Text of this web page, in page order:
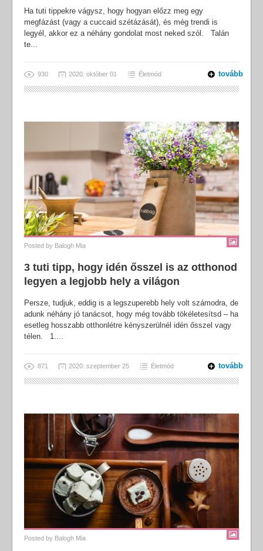
Ha tuti tippekre vágysz, hogy hogyan előzz meg egy
megfázást (vagy a cuccaid szétázását), és még trendi is
legyél, akkor ez a néhány gondolat most neked szól. Talán
te...
930 2020. október 01 Életmód tovább
Posted by Balogh Mia
3 tuti tipp, hogy idén ősszel is az otthonod
legyen a legjobb hely a világon
Persze, tudjuk, eddig is a legszuperebb hely volt számodra, de
adunk néhány jó tanácsot, hogy még tovább tökéletesítsd – ha
esetleg hosszabb otthonlétre kényszerülnél idén ősszel vagy
télen. 1....
871 2020. szeptember 25 Életmód tovább
Posted by Balogh Mia